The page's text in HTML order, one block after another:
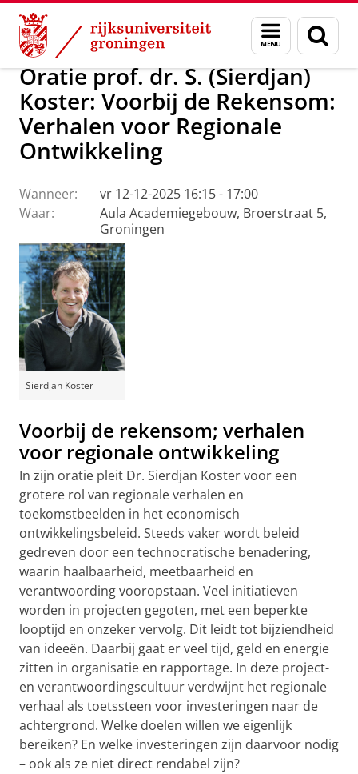
Skip
Content
Skip
Navigation
Menu
en
zoeken
Over ons Actueel Evenementen Oraties
Oratie prof. dr. S. (Sierdjan)
Koster: Voorbij de Rekensom:
Verhalen voor Regionale
Ontwikkeling
Wanneer:
vr 12-12-2025 16:15 - 17:00
Waar:
Aula Academiegebouw, Broerstraat 5,
Groningen
Sierdjan Koster
Voorbij de rekensom; verhalen
voor regionale ontwikkeling
In zijn oratie pleit Dr. Sierdjan Koster voor een
grotere rol van regionale verhalen en
toekomstbeelden in het economisch
ontwikkelingsbeleid. Steeds vaker wordt beleid
gedreven door een technocratische benadering,
waarin haalbaarheid, meetbaarheid en
verantwoording vooropstaan. Veel initiatieven
worden in projecten gegoten, met een beperkte
looptijd en onzeker vervolg. Dit leidt tot bijziendheid
van ideeën. Daarbij gaat er veel tijd, geld en energie
zitten in organisatie en rapportage. In deze project-
en verantwoordingscultuur verdwijnt het regionale
verhaal als toetssteen voor investeringen naar de
achtergrond. Welke doelen willen we eigenlijk
bereiken? En welke investeringen zijn daarvoor nodig
– ook als ze niet direct rendabel zijn?